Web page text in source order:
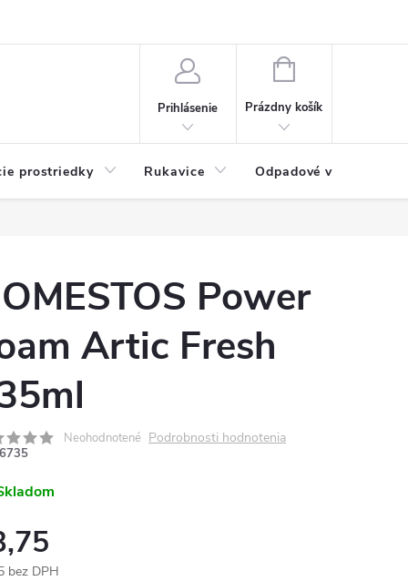
Prihlásenie
NÁKUPNÝ
Prázdny košík
prostriedky Rukavice Odpadové vrecia
Power
Artic Fresh
Neohodnotené Podrobnosti hodnotenia
6735
bez DPH